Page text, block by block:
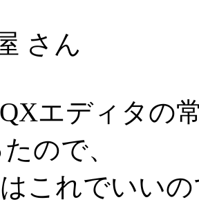
さん
エディタの
ので、
これでいい